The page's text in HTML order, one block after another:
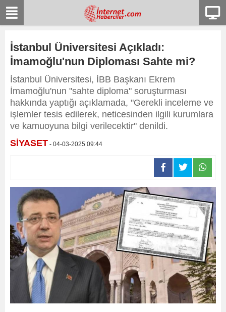
İstanbul Üniversitesi Açıkladı:
İmamoğlu'nun Diploması Sahte mi?
İstanbul Üniversitesi, İBB Başkanı Ekrem
İmamoğlu'nun "sahte diploma" soruşturması
hakkında yaptığı açıklamada, "Gerekli inceleme ve
işlemler tesis edilerek, neticesinden ilgili kurumlara
ve kamuoyuna bilgi verilecektir" denildi.
SİYASET - 04-03-2025 09:44